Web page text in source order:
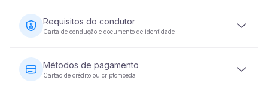
Requisitos do condutor
Carta de condução e documento de identidade
possuir uma carta de condução válida. É igualmente
necessário um documento de identidade (passaporte ou
bilhete de identidade nacional). Alguns veículos podem
Métodos de pagamento
Cartão de crédito ou criptomoeda